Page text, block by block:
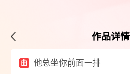
作品详情
曲 他总坐你前面一排